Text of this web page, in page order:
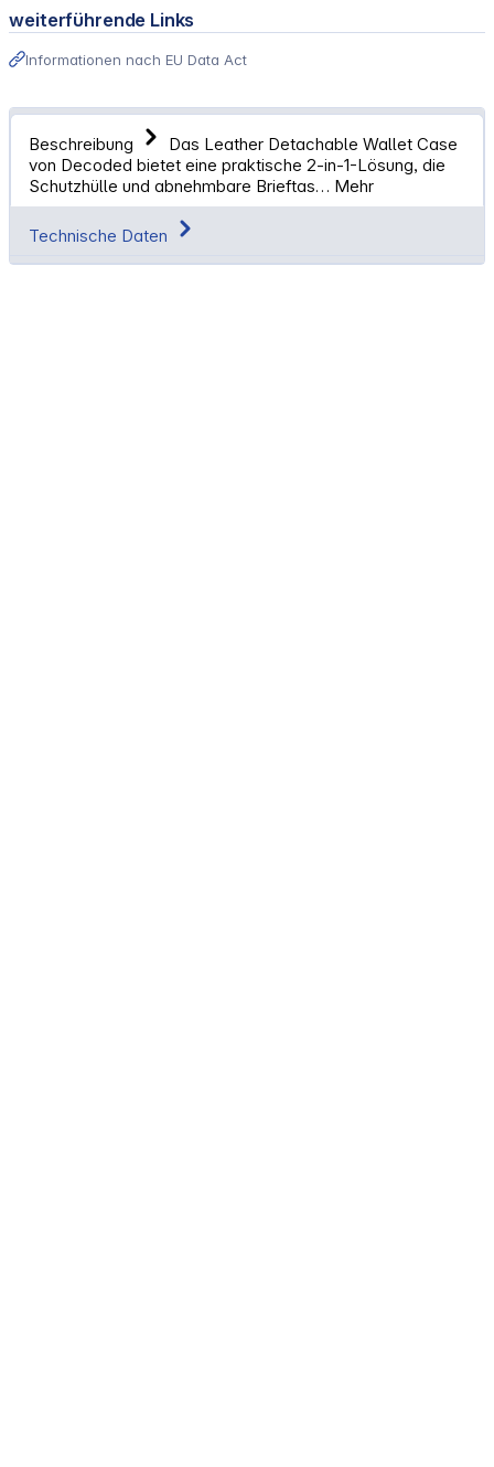
weiterführende Links
Informationen nach EU Data Act
Beschreibung
Das Leather Detachable Wallet Case
von Decoded bietet eine praktische 2-in-1-Lösung, die
Schutzhülle und abnehmbare Brieftas… Mehr
Technische Daten